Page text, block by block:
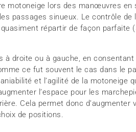
motoneige lors des manœuvres en
passages sinueux. Le contrôle de
répartir de façon parfaite
à droite ou à gauche, en
ce fut souvent le cas dans le
et l’agilité de la motoneige
l’espace pour les
Cela permet donc d’augmenter
de positions.